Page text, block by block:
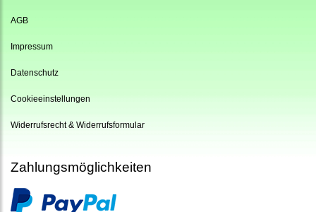
AGB
Impressum
Datenschutz
Cookieeinstellungen
Widerrufsrecht & Widerrufsformular
Zahlungsmöglichkeiten